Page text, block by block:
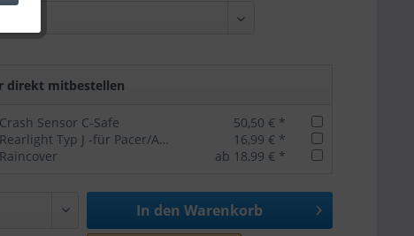
direkt mitbestellen
Sensor C-Safe
50,50 € *
Cratoni Rearlight Typ J -für Pacer/Agravic/AllSet
16,99 € *
ab 18,99 € *
In den Warenkorb